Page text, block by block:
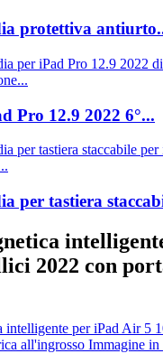
protettiva
Pro 12.9 2022 6°...
per tastiera
2022 con